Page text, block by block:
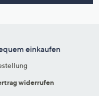
einkaufen
widerrufen